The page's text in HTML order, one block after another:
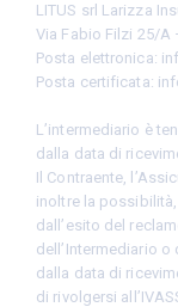
LITUS srl Larizza
Via Fabio Filzi 25/A
Posta elettronica:
Posta certificata:
L’intermediario è
dalla data di
Il Contraente,
inoltre la
dall’esito del
dell’Intermediario o
dalla data di
di rivolgersi